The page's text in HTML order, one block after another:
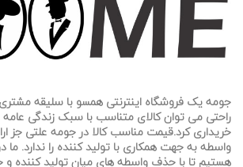
جومه یک فروشگاه اینترنتی همسو با سلیقه
راحتی می توان کالای متناسب با سبک زندگی عامه
خریداری کرد.قیمت مناسب کالا در جومه علتی جز
واسطه به جهت همکاری با تولید کننده را ندارد. ما
هستیم تا با حذف واسطه های میان تولید کننده و